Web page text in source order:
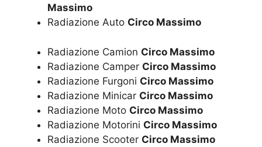
Massimo
Radiazione Auto Circo Massimo
Radiazione Camion Circo Massimo
Radiazione Camper Circo Massimo
Radiazione Furgoni Circo Massimo
Radiazione Minicar Circo Massimo
Radiazione Moto Circo Massimo
Radiazione Motorini Circo Massimo
Radiazione Scooter Circo Massimo